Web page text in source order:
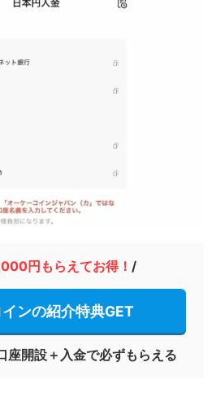
円もらえてお得！ /
ンの紹介特典GET
座開設 ＋入金で必ずもらえる